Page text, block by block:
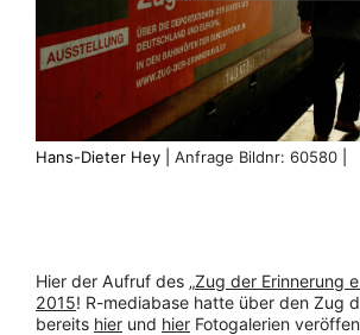
Hans-Dieter Hey | Anfrage Bildnr: 60580
Hier der Aufruf des „Zug der Erinnerung
2015! R-mediabase hatte über den Zug
bereits hier und hier Fotogalerien